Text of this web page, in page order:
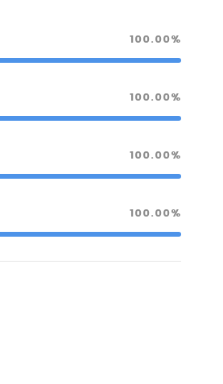
100.00%
100.00%
100.00%
100.00%